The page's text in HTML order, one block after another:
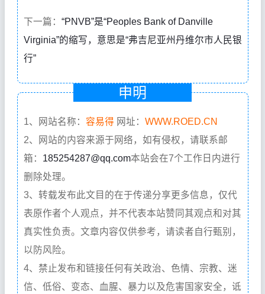
下一篇： “PNVB”是“Peoples Bank of Danville
Virginia”的缩写，意思是“弗吉尼亚州丹维尔市人民银
行”
申明
1、网站名称： 容易得 网址： WWW.ROED.CN
2、网站的内容来源于网络，如有侵权，请联系邮
箱： 185254287@qq.com本站会在7个工作日内进行
删除处理。
3、转载发布此文目的在于传递分享更多信息，仅代
表原作者个人观点，并不代表本站赞同其观点和对其
真实性负责。文章内容仅供参考，请读者自行甄别，
以防风险。
4、禁止发布和链接任何有关政治、色情、宗教、迷
信、低俗、变态、血腥、暴力以及危害国家安全，诋